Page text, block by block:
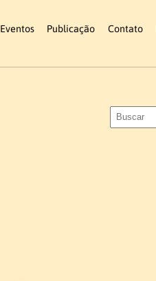
Eventos Publicação Contato